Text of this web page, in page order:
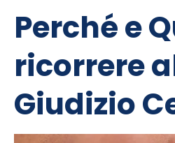
Perché e
ricorrere
Giudizio